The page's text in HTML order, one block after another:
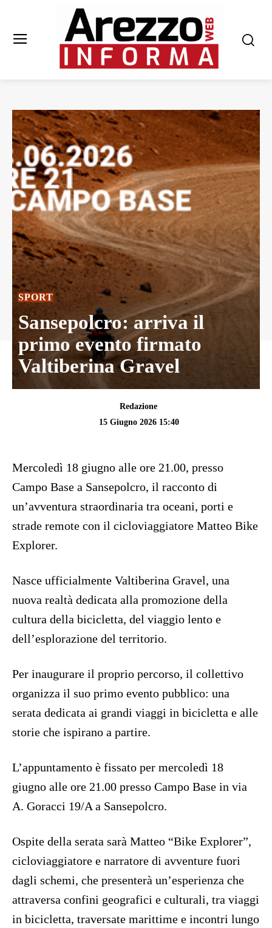
SPORT
Sansepolcro: arriva il
primo evento firmato
Valtiberina Gravel
Redazione
15 Giugno 2026 15:40
Mercoledì 18 giugno alle ore 21.00, presso
Campo Base a Sansepolcro, il racconto di
un’avventura straordinaria tra oceani, porti e
strade remote con il cicloviaggiatore Matteo Bike
Explorer.
Nasce ufficialmente Valtiberina Gravel, una
nuova realtà dedicata alla promozione della
cultura della bicicletta, del viaggio lento e
dell’esplorazione del territorio.
Per inaugurare il proprio percorso, il collettivo
organizza il suo primo evento pubblico: una
serata dedicata ai grandi viaggi in bicicletta e alle
storie che ispirano a partire.
L’appuntamento è fissato per mercoledì 18
giugno alle ore 21.00 presso Campo Base in via
A. Goracci 19/A a Sansepolcro.
Ospite della serata sarà Matteo “Bike Explorer”,
cicloviaggiatore e narratore di avventure fuori
dagli schemi, che presenterà un’esperienza che
attraversa confini geografici e culturali, tra viaggi
in bicicletta, traversate marittime e incontri lungo